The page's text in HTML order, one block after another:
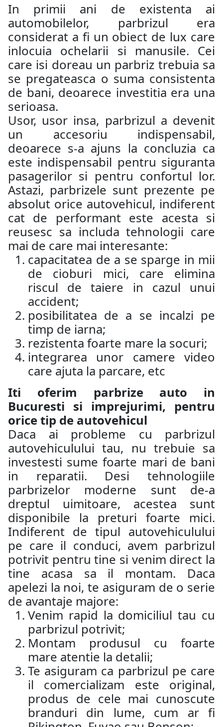
In primii ani de existenta ai
automobilelor, parbrizul era
considerat a fi un obiect de lux care
inlocuia ochelarii si manusile. Cei
care isi doreau un parbriz trebuia sa
se pregateasca o suma consistenta
de bani, deoarece investitia era una
serioasa.
Usor, usor insa, parbrizul a devenit
un accesoriu indispensabil,
deoarece s-a ajuns la concluzia ca
este indispensabil pentru siguranta
pasagerilor si pentru confortul lor.
Astazi, parbrizele sunt prezente pe
absolut orice autovehicul, indiferent
cat de performant este acesta si
reusesc sa includa tehnologii care
mai de care mai interesante:
capacitatea de a se sparge in mii
de cioburi mici, care elimina
riscul de taiere in cazul unui
accident;
posibilitatea de a se incalzi pe
timp de iarna;
rezistenta foarte mare la socuri;
integrarea unor camere video
care ajuta la parcare, etc
Iti oferim parbrize auto in
Bucuresti si imprejurimi, pentru
orice tip de autovehicul
Daca ai probleme cu parbrizul
autovehiculului tau, nu trebuie sa
investesti sume foarte mari de bani
in reparatii. Desi tehnologiile
parbrizelor moderne sunt de-a
dreptul uimitoare, acestea sunt
disponibile la preturi foarte mici.
Indiferent de tipul autovehiculului
pe care il conduci, avem parbrizul
potrivit pentru tine si venim direct la
tine acasa sa il montam. Daca
apelezi la noi, te asiguram de o serie
de avantaje majore:
Venim rapid la domiciliul tau cu
parbrizul potrivit;
Montam produsul cu foarte
mare atentie la detalii;
Te asiguram ca parbrizul pe care
il comercializam este original,
produs de cele mai cunoscute
branduri din lume, cum ar fi